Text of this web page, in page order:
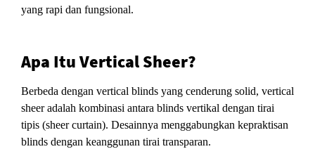
yang rapi dan fungsional.
Apa Itu Vertical Sheer?
Berbeda dengan vertical blinds yang cenderung solid, vertical
sheer adalah kombinasi antara blinds vertikal dengan tirai
tipis (sheer curtain). Desainnya menggabungkan kepraktisan
blinds dengan keanggunan tirai transparan.